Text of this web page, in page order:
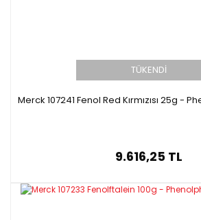
TÜKENDİ
Merck 107241 Fenol Red Kırmızısı 25g -
9.616,25 TL